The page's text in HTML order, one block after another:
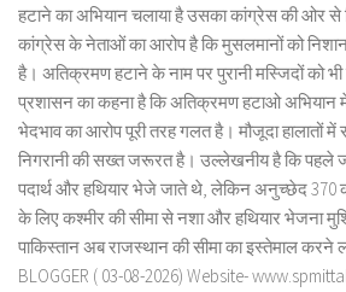
हटाने का अभियान चलाया है उसका कांग्रेस की ओर से
कांग्रेस के नेताओं का आरोप है कि मुसलमानों को निशाना
है। अतिक्रमण हटाने के नाम पर पुरानी मस्जिदों को भी
प्रशासन का कहना है कि अतिक्रमण हटाओ अभियान
भेदभाव का आरोप पूरी तरह गलत है। मौजूदा हालातों में
निगरानी की सख्त जरूरत है। उल्लेखनीय है कि पहले
पदार्थ और हथियार भेजे जाते थे, लेकिन अनुच्छेद 370
के लिए कश्मीर की सीमा से नशा और हथियार भेजना
पाकिस्तान अब राजस्थान की सीमा का इस्तेमाल करने
BLOGGER ( 03-08-2026) Website-